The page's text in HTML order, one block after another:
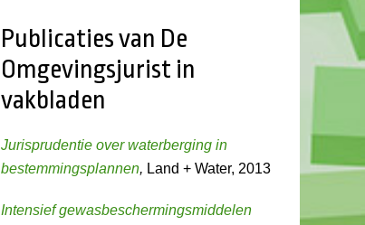
Publicaties van De
Omgevingsjurist in
vakbladen
Jurisprudentie over waterberging in
bestemmingsplannen, Land + Water, 2013
Intensief gewasbeschermingsmiddelen